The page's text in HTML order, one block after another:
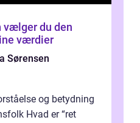
værdier
Sørensen
og betydning
Hvad er “ret